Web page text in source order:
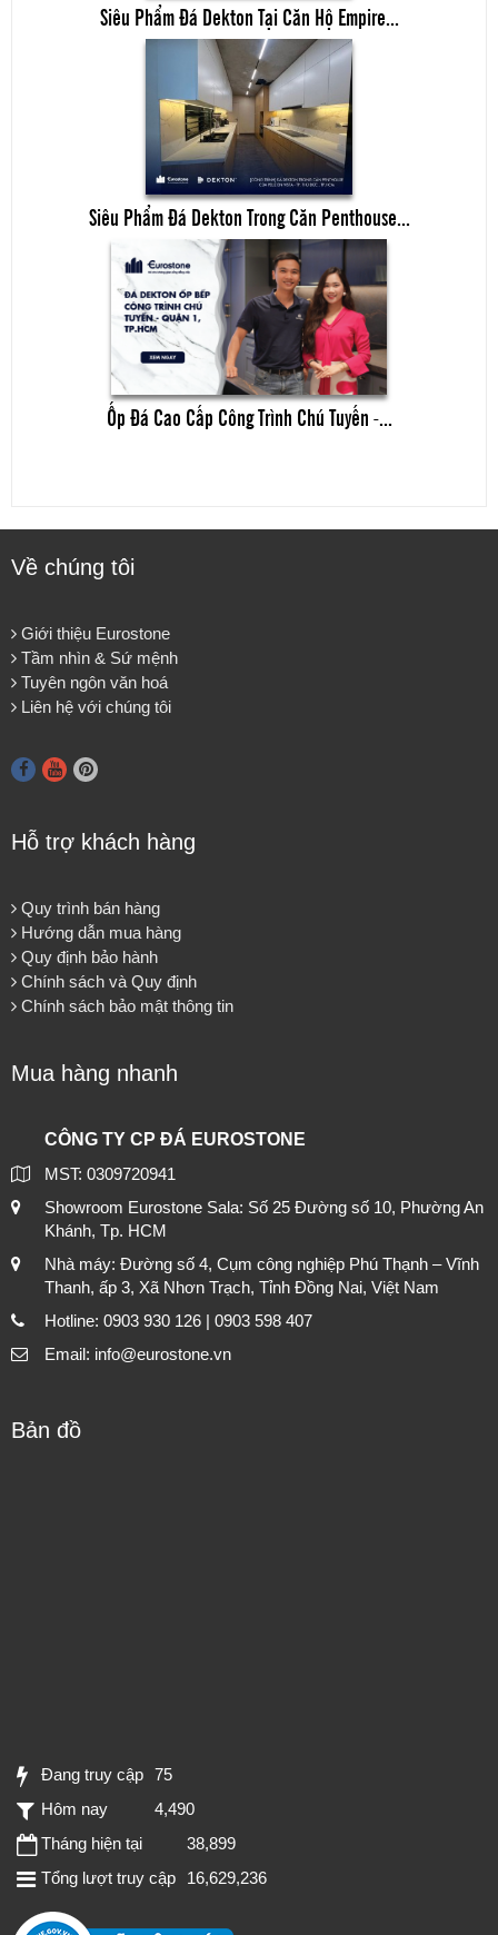
Siêu Phẩm Đá Dekton Tại Căn Hộ Empire...
Siêu Phẩm Đá Dekton Trong Căn Penthouse...
Ốp Đá Cao Cấp Công Trình Chú Tuyến -...
Về chúng tôi
Giới thiệu Eurostone
Tầm nhìn & Sứ mệnh
Tuyên ngôn văn hoá
Liên hệ với chúng tôi
Hỗ trợ khách hàng
Quy trình bán hàng
Hướng dẫn mua hàng
Quy định bảo hành
Chính sách và Quy định
Chính sách bảo mật thông tin
Mua hàng nhanh
CÔNG TY CP ĐÁ EUROSTONE
MST: 0309720941
Showroom Eurostone Sala: Số 25 Đường số 10, Phường An
Khánh, Tp. HCM
Nhà máy: Đường số 4, Cụm công nghiệp Phú Thạnh – Vĩnh
Thanh, ấp 3, Xã Nhơn Trạch, Tỉnh Đồng Nai, Việt Nam
Hotline: 0903 930 126 | 0903 598 407
Email: info@eurostone.vn
Bản đồ
Đang truy cập 75
Hôm nay
4,490
Tháng hiện tại
38,899
Tổng lượt truy cập
16,629,236